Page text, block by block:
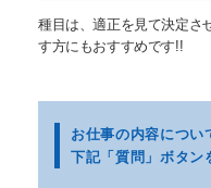
種目は、適正を見て決定さ
す方にもおすすめです!!
お仕事の内容につい
下記「質問」ボタン